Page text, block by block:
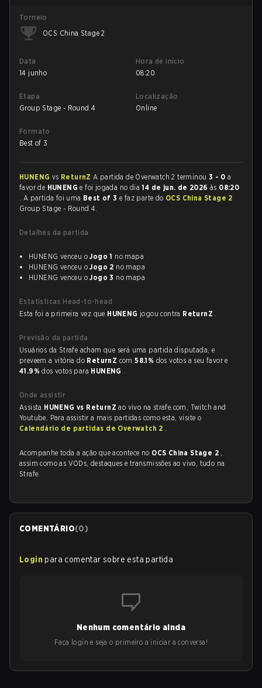
Torneio
OCS China Stage 2
Data
14 junho
Hora de início
08:20
Etapa
Group Stage - Round 4
Localização
Online
Formato
Best of 3
HUNENG vs ReturnZA partida de Overwatch 2 terminou 3 - 0 a
favor de HUNENGe foi jogada no dia14 de jun. de 2026às 08:20
. A partida foi uma Best of 3 e faz parte do OCS China Stage 2
Group Stage - Round 4.
Detalhes da partida
HUNENG venceu oJogo 1 no mapa
HUNENG venceu oJogo 2 no mapa
HUNENG venceu oJogo 3 no mapa
Estatísticas Head-to-head
Esta foi a primeira vez que HUNENG jogou contra ReturnZ .
Previsão da partida
Usuários da Strafe acham que será uma partida disputada, e
preveem a vitória do ReturnZ com58.1% dos votos a seu favor e
41.9%dos votos para HUNENG .
Onde assistir
Assista HUNENG vs ReturnZao vivo na strafe.com, Twitch and
Youtube. Para assistir a mais partidas como esta, visite o
Calendário de partidas de Overwatch 2 .
Acompanhe toda a ação que acontece no OCS China Stage 2 ,
assim como as VODs, destaques e transmissões ao vivo, tudo na
Strafe.
COMENTÁRIO(0)
Login para comentar sobre esta partida
Nenhum comentário ainda
Faça login e seja o primeiro a iniciar a conversa!